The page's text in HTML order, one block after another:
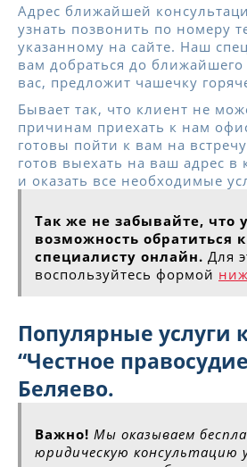
Адрес ближайшей
узнать позвонить по номеру
указанному на сайте. Наш
вам добраться до ближайшего
вас, предложит чашечку
Бывает так, что клиент не
причинам приехать к нам
готовы пойти к вам на
готов выехать на ваш адрес в
и оказать все необходимые
Так же не забывайте, что
возможность обратиться
специалисту онлайн. Для
воспользуйтесь формой
Популярные услуги
“Честное
Беляево.
Важно! Мы оказываем
юридическую консультацию